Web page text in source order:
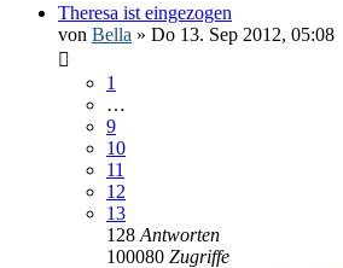
Theresa ist eingezogen
von Bella » Do 13. Sep 2012, 05:08
1
…
9
10
11
12
13
128 Antworten
100080 Zugriffe